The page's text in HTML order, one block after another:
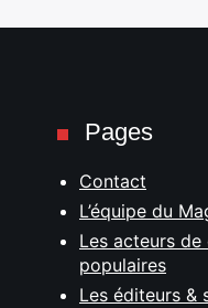
Pages
Contact
L’équipe du
Les acteurs
populaires
Les éditeurs &